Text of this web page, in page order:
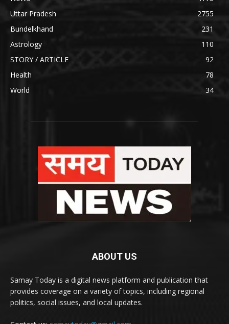
Uttar Pradesh
2755
Bundelkhand
231
Astrology
110
STORY / ARTICLE
92
Health
78
World
34
ABOUT US
Samay Today is a digital news platform and publication that
provides coverage on a variety of topics, including regional
politics, social issues, and local updates.